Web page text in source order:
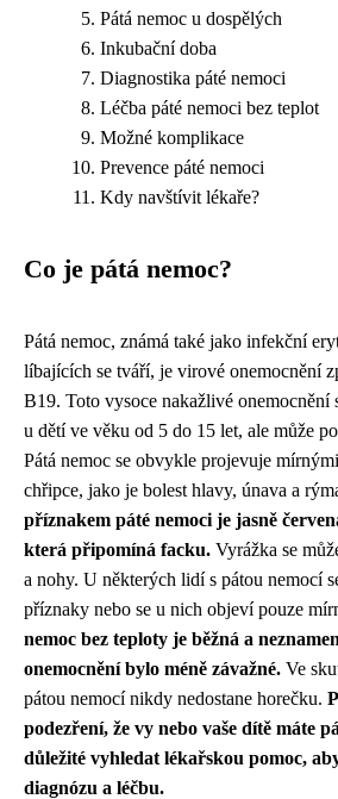
Pátá nemoc u dospělých
Inkubační doba
Diagnostika páté nemoci
Léčba páté nemoci bez teplot
Možné komplikace
Prevence páté nemoci
Kdy navštívit lékaře?
Co je pátá nemoc?
Pátá nemoc, známá také jako infekční
líbajících se tváří, je virové onemocnění
B19. Toto vysoce nakažlivé onemocnění
u dětí ve věku od 5 do 15 let, ale může
Pátá nemoc se obvykle projevuje
chřipce, jako je bolest hlavy, únava a
příznakem páté nemoci je jasně
která připomíná facku. Vyrážka se
a nohy. U některých lidí s pátou nemocí
příznaky nebo se u nich objeví pouze
nemoc bez teploty je běžná a
onemocnění bylo méně závažné. Ve
pátou nemocí nikdy nedostane horečku.
podezření, že vy nebo vaše dítě máte
důležité vyhledat lékařskou pomoc,
diagnózu a léčbu.